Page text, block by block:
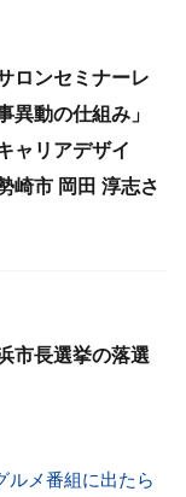
ロンセミナーレ
異動の仕組み」
ャリアデザイ
崎市 岡田 淳志さ
市長選挙の落選
ルメ番組に出たら